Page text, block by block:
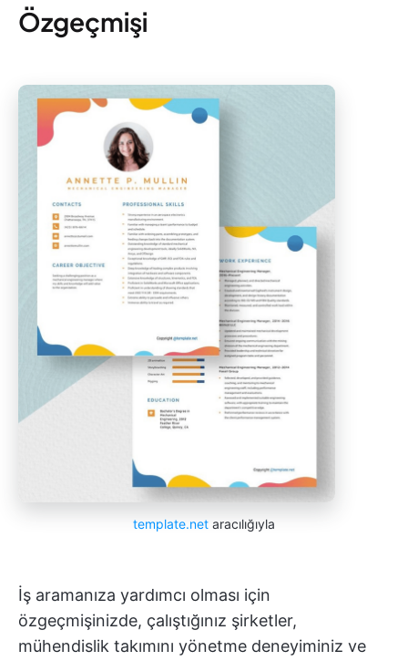
Özgeçmişi
template.net aracılığıyla
İş aramanıza yardımcı olması için
özgeçmişinizde, çalıştığınız şirketler,
mühendislik takımını yönetme deneyiminiz ve